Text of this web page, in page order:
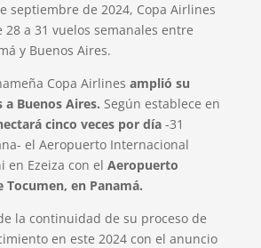
septiembre de 2024, Copa Airlines
a 31 vuelos semanales entre
y Buenos Aires.
Copa Airlines amplió su
Buenos Aires. Según establece en
cinco veces por día-31
el Aeropuerto Internacional
en Ezeiza con el Aeropuerto
en Panamá.
la continuidad de su proceso de
en este 2024 con el anuncio